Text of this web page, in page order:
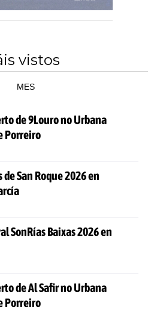
vistos
MES
de 9Louro no Urbana
Porreiro
de San Roque 2026 en
SonRías Baixas 2026 en
de Al Safir no Urbana
Porreiro